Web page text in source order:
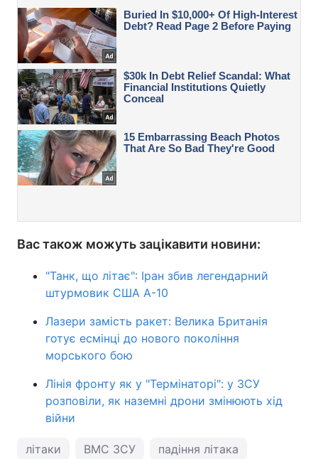
Вас також можуть зацікавити новини:
"Танк, що літає": Іран збив легендарний
штурмовик США A-10
Лазери замість ракет: Велика Британія
готує есмінці до нового покоління
морського бою
Лінія фронту як у "Термінаторі": у ЗСУ
розповіли, як наземні дрони змінюють хід
війни
літаки ВМС ЗСУ падіння літака